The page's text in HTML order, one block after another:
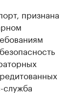
признана
служба